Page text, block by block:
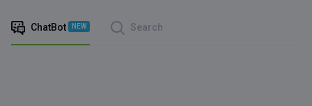
ChatBot NEW Search